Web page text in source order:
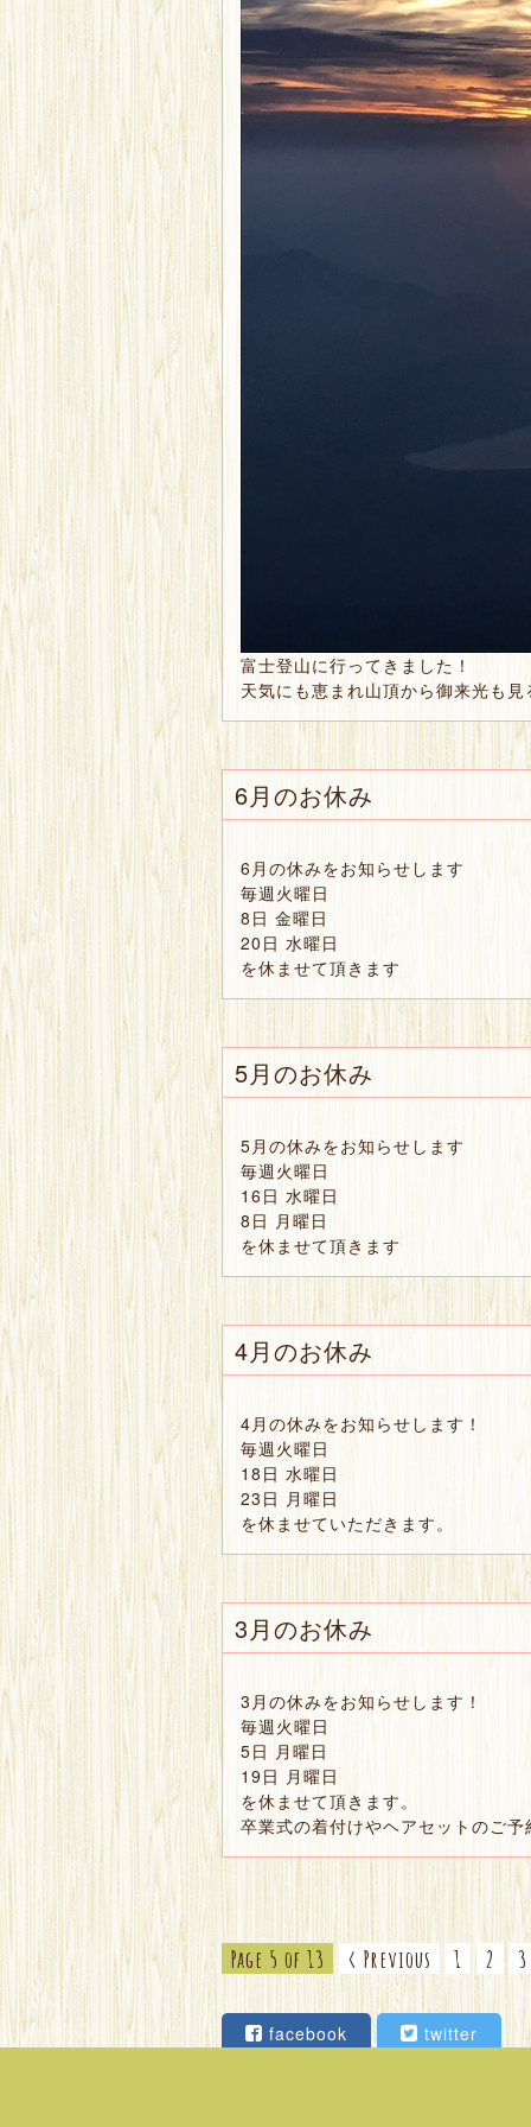
富士登山に行ってきました！
天気にも恵まれ山頂から御来光も
6月のお休み
6月の休みをお知らせします
毎週火曜日
8日 金曜日
20日 水曜日
を休ませて頂きます
5月のお休み
5月の休みをお知らせします
毎週火曜日
16日 水曜日
8日 月曜日
を休ませて頂きます
4月のお休み
4月の休みをお知らせします！
毎週火曜日
18日 水曜日
23日 月曜日
を休ませていただきます。
3月のお休み
3月の休みをお知らせします！
毎週火曜日
5日 月曜日
19日 月曜日
を休ませて頂きます。
卒業式の着付けやヘアセットのご
Page 5 of 13 ‹ Previous 1 2 3
facebook twitter